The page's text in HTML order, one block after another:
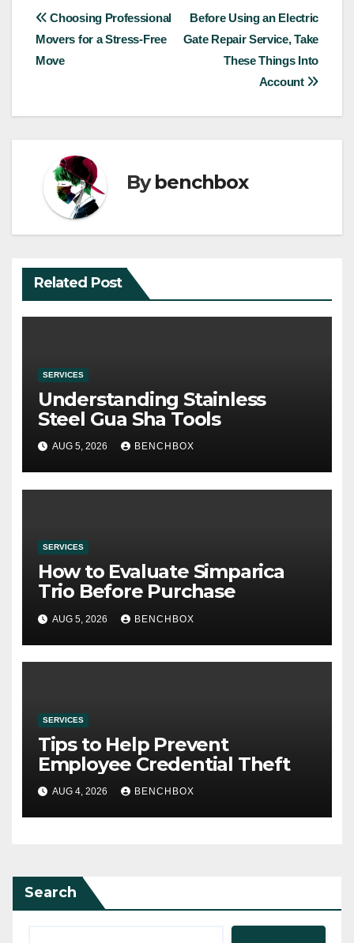
Post
navigation
Before Using an Electric
Gate Repair Service, Take
These Things Into
Account
Choosing Professional
Movers for a Stress-Free
Move
Bybenchbox
Related Post
SERVICES
Understanding Stainless
Steel Gua Sha Tools
AUG 5, 2026 BENCHBOX
SERVICES
How to Evaluate Simparica
Trio Before Purchase
AUG 5, 2026 BENCHBOX
SERVICES
Tips to Help Prevent
Employee Credential Theft
AUG 4, 2026 BENCHBOX
Search